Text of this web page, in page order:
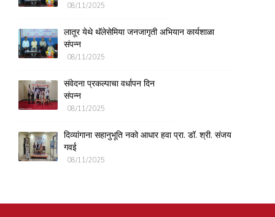
08/11/2025
लातूर येथे थॅलेसेमिया जनजागृती अभियान कार्यशाळा
संपन्न
08/11/2025
संवेदना प्रकल्पाचा वर्धापन दिन
संपन्न
08/11/2025
दिव्यांगाना सहानुभूति नको आधार हवा प्रा. डॉ. श्री. संजय
गवई
08/11/2025